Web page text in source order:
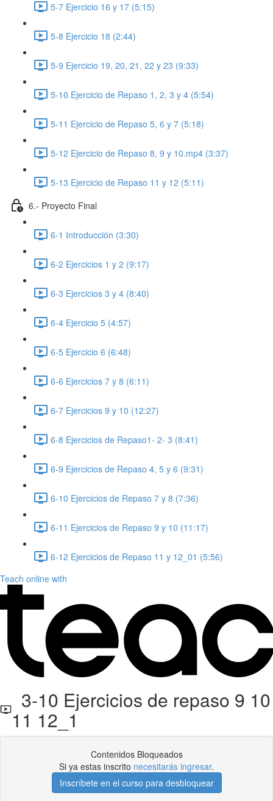
5-7 Ejercicio 16 y 17 (5:15)
5-8 Ejercicio 18 (2:44)
5-9 Ejercicio 19, 20, 21, 22 y 23 (9:33)
5-10 Ejercicio de Repaso 1, 2, 3 y 4 (5:54)
5-11 Ejercicio de Repaso 5, 6 y 7 (5:18)
5-12 Ejercicio de Repaso 8, 9 y 10.mp4 (3:37)
5-13 Ejercicio de Repaso 11 y 12 (5:11)
6.- Proyecto Final
6-1 Introducción (3:30)
6-2 Ejercicios 1 y 2 (9:17)
6-3 Ejercicios 3 y 4 (8:40)
6-4 Ejercicio 5 (4:57)
6-5 Ejercicio 6 (6:48)
6-6 Ejercicios 7 y 8 (6:11)
6-7 Ejercicios 9 y 10 (12:27)
6-8 Ejercicios de Repaso1- 2- 3 (8:41)
6-9 Ejercicios de Repaso 4, 5 y 6 (9:31)
6-10 Ejercicios de Repaso 7 y 8 (7:36)
6-11 Ejercicios de Repaso 9 y 10 (11:17)
6-12 Ejercicios de Repaso 11 y 12_01 (5:56)
Teach online with
3-10 Ejercicios de repaso 9 10
11 12_1
Contenidos Bloqueados
Si ya estas inscrito necesitarás ingresar.
Inscríbete en el curso para desbloquear